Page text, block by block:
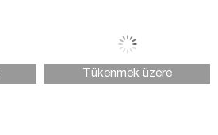
Tükenmek üzere